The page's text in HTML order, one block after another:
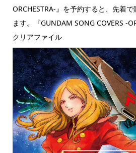
ORCHESTRA-』を予約すると、先着
ます。
『GUNDAM SONG COVERS -
クリアファイル